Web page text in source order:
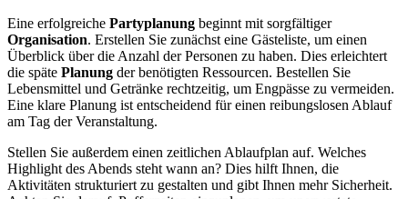
Eine erfolgreiche Partyplanung beginnt mit sorgfältiger
Organisation. Erstellen Sie zunächst eine Gästeliste, um einen
Überblick über die Anzahl der Personen zu haben. Dies erleichtert
die späte Planung der benötigten Ressourcen. Bestellen Sie
Lebensmittel und Getränke rechtzeitig, um Engpässe zu vermeiden.
Eine klare Planung ist entscheidend für einen reibungslosen Ablauf
am Tag der Veranstaltung.
Stellen Sie außerdem einen zeitlichen Ablaufplan auf. Welches
Highlight des Abends steht wann an? Dies hilft Ihnen, die
Aktivitäten strukturiert zu gestalten und gibt Ihnen mehr Sicherheit.